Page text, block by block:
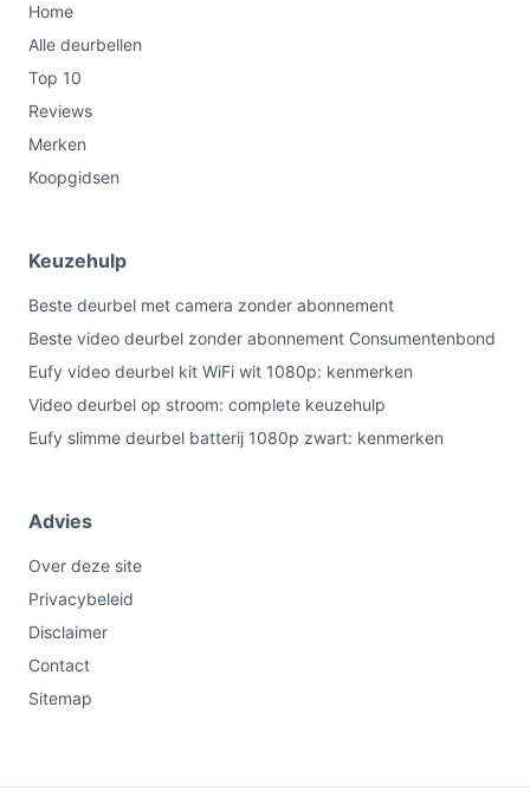
Home
Alle deurbellen
Top 10
Reviews
Merken
Koopgidsen
Keuzehulp
Beste deurbel met camera zonder abonnement
Beste video deurbel zonder abonnement Consumentenbond
Eufy video deurbel kit WiFi wit 1080p: kenmerken
Video deurbel op stroom: complete keuzehulp
Eufy slimme deurbel batterij 1080p zwart: kenmerken
Advies
Over deze site
Privacybeleid
Disclaimer
Contact
Sitemap